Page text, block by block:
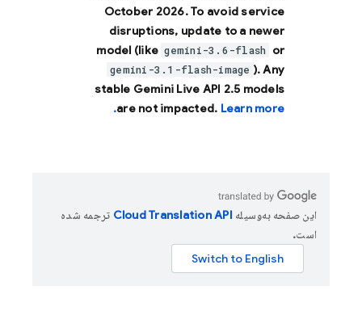
October 2026. To avoid service
disruptions, update to a newer
model (like gemini-3.6-flash or
gemini-3.1-flash-image ). Any
stable Gemini Live API 2.5 models
are not impacted. Learn more.
این صفحه به‌وسیله
ترجمه شده
است.